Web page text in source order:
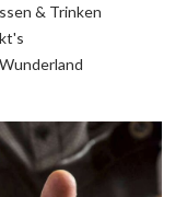
& Trinken